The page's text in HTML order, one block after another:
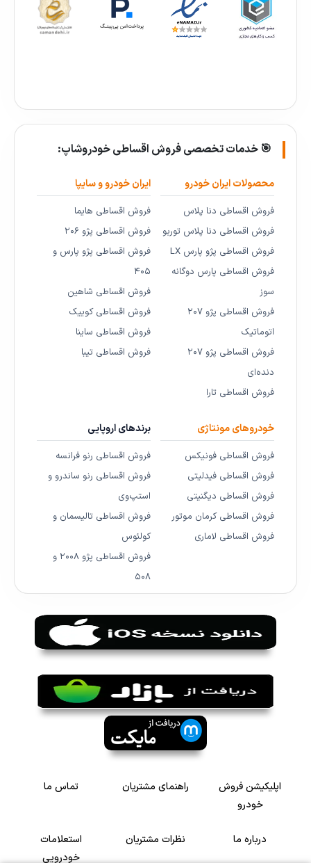
🎯 خدمات تخصصی فروش اقساطی خودروشاپ:
محصولات ایران خودرو
فروش اقساطی دنا پلاس
فروش اقساطی دنا پلاس توربو
فروش اقساطی پژو پارس LX
فروش اقساطی پارس دوگانه
سوز
فروش اقساطی پژو ۲۰۷
اتوماتیک
فروش اقساطی پژو ۲۰۷
دنده‌ای
فروش اقساطی تارا
ایران خودرو و سایپا
فروش اقساطی هایما
فروش اقساطی پژو ۲۰۶
فروش اقساطی پژو پارس و
۴۰۵
فروش اقساطی شاهین
فروش اقساطی کوییک
فروش اقساطی ساینا
فروش اقساطی تیبا
خودروهای مونتاژی
فروش اقساطی فونیکس
فروش اقساطی فیدلیتی
فروش اقساطی دیگنیتی
فروش اقساطی کرمان موتور
فروش اقساطی لاماری
برندهای اروپایی
فروش اقساطی رنو فرانسه
فروش اقساطی رنو ساندرو و
استپ‌وی
فروش اقساطی تالیسمان و
کولئوس
فروش اقساطی پژو ۲۰۰۸ و
۵۰۸
اپلیکیشن فروش
خودرو
راهنمای مشتریان تماس ما
درباره ما نظرات مشتریان
استعلامات
خودرویی